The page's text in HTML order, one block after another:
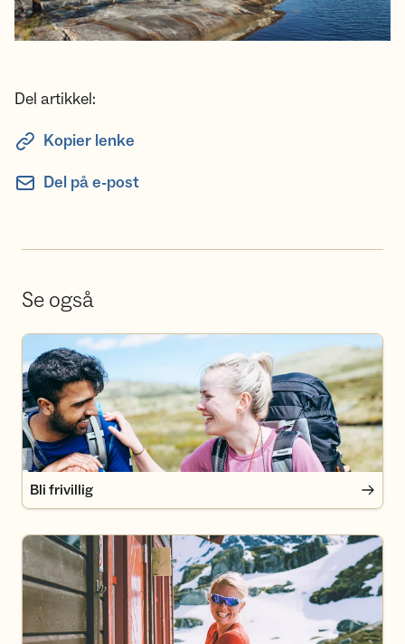
Del artikkel:
Kopier lenke
Del på e-post
Se også
Bli frivillig
Bli frivillig
Bli medlem